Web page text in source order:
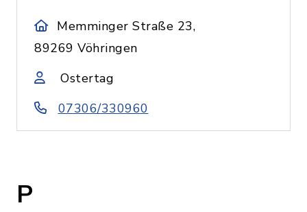
Memminger Straße 23,
89269 Vöhringen
Ostertag
07306/330960
P